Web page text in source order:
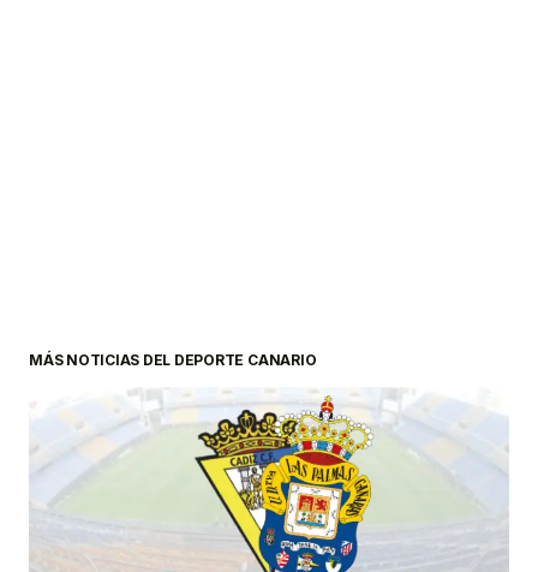
MÁS NOTICIAS DEL DEPORTE CANARIO